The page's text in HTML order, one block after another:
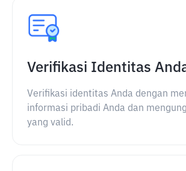
Verifikasi Identitas
Verifikasi identitas Anda dengan
informasi pribadi Anda dan
yang valid.